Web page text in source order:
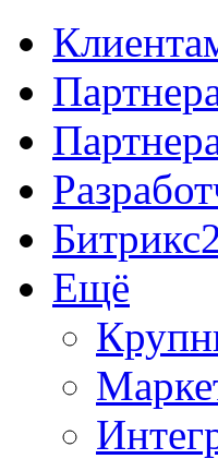
Ещё